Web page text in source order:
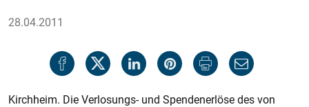
28.04.2011
Kirchheim. Die Verlosungs- und Spendenerlöse des von